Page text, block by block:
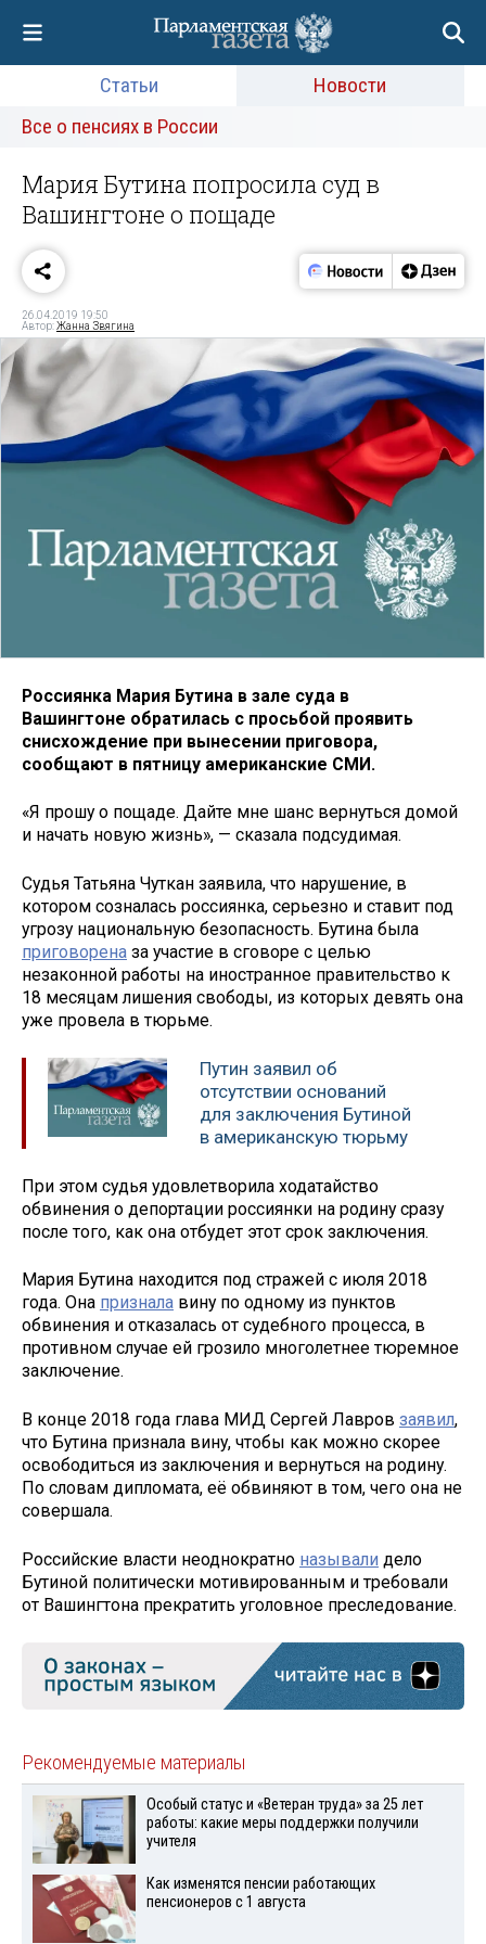
Статьи
Новости
Все о пенсиях в России
Мария Бутина попросила суд в
Вашингтоне о пощаде
26.04.2019 19:50
Автор:Жанна Звягина
Россиянка Мария Бутина в зале суда в
Вашингтоне обратилась с просьбой проявить
снисхождение при вынесении приговора,
сообщают в пятницу американские СМИ.
«Я прошу о пощаде. Дайте мне шанс вернуться домой
и начать новую жизнь», — сказала подсудимая.
Судья Татьяна Чуткан заявила, что нарушение, в
котором созналась россиянка, серьезно и ставит под
угрозу национальную безопасность. Бутина была
приговорена за участие в сговоре с целью
незаконной работы на иностранное правительство к
18 месяцам лишения свободы, из которых девять она
уже провела в тюрьме.
Путин заявил об
отсутствии оснований
для заключения Бутиной
в американскую тюрьму
При этом судья удовлетворила ходатайство
обвинения о депортации россиянки на родину сразу
после того, как она отбудет этот срок заключения.
Мария Бутина находится под стражей с июля 2018
года. Она признала вину по одному из пунктов
обвинения и отказалась от судебного процесса, в
противном случае ей грозило многолетнее тюремное
заключение.
В конце 2018 года глава МИД Сергей Лавров заявил,
что Бутина признала вину, чтобы как можно скорее
освободиться из заключения и вернуться на родину.
По словам дипломата, её обвиняют в том, чего она не
совершала.
Российские власти неоднократно называли дело
Бутиной политически мотивированным и требовали
от Вашингтона прекратить уголовное преследование.
Рекомендуемые материалы
Особый статус и «Ветеран труда» за 25 лет
работы: какие меры поддержки получили
учителя
Как изменятся пенсии работающих
пенсионеров с 1 августа